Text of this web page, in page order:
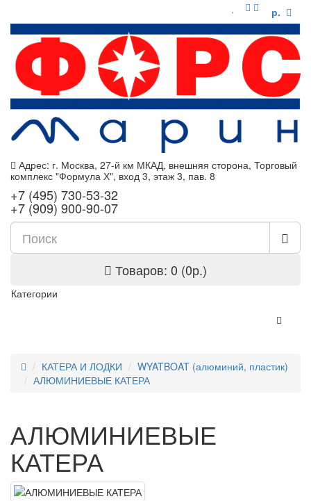
р.
Адрес: г. Москва, 27-й км МКАД, внешняя сторона, Торговый
комплекс "Формула Х", вход 3, этаж 3, пав. 8
+7 (495) 730-53-32
+7 (909) 900-90-07
Товаров: 0 (0р.)
Категории
КАТЕРА И ЛОДКИ
WYATBOAT (алюминий, пластик)
АЛЮМИНИЕВЫЕ КАТЕРА
АЛЮМИНИЕВЫЕ
КАТЕРА